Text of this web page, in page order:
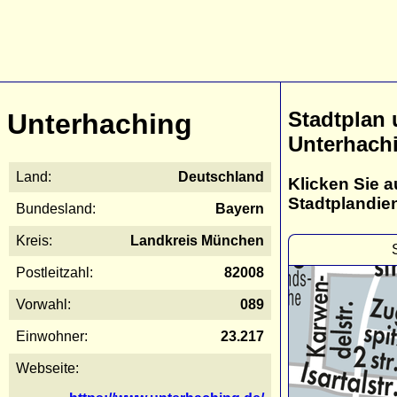
Unterhaching
Land: Deutschland
Bundesland: Bayern
Kreis: Landkreis München
Postleitzahl: 82008
Vorwahl: 089
Einwohner: 23.217
Webseite:
Stadtplan
Klicken Sie